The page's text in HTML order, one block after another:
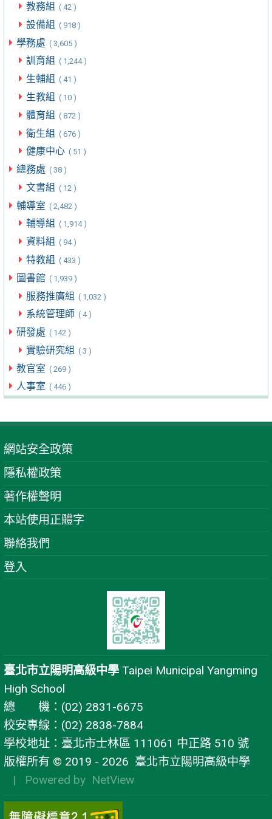
教務組 ( 42 )
設備組 ( 918 )
學務處 ( 3,605 )
訓育組 ( 1,244 )
生輔組 ( 41 )
生教組 ( 10 )
體育組 ( 872 )
衛生組 ( 676 )
健康中心 ( 51 )
總務處 ( 38 )
文書組 ( 12 )
輔導室 ( 2,482 )
輔導組 ( 1,914 )
資料組 ( 94 )
特教組 ( 433 )
圖書館 ( 1,939 )
服務推廣組 ( 1,032 )
系統管理師 ( 4 )
研發處 ( 142 )
實驗研究組 ( 3 )
教官室 ( 269 )
人事室 ( 446 )
網站安全政策
隱私權政策
著作權聲明
本站使用正體字
聯絡我們
登入
臺北市立陽明高級中學 Taipei Municipal Yangming
High School
總 機：(02) 2831-6675
校安專線：(02) 2838-7884
學校地址：臺北市士林區 111061 中正路 510 號
版權所有 © 2019 - 2026 臺北市立陽明高級中學
| Powered by NetView